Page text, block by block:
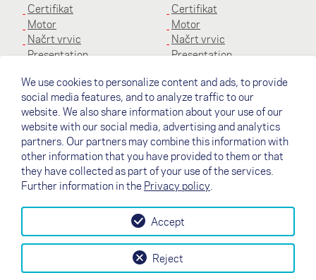
Certifikat
Motor
Načrt vrvic
Presentation
Certifikat
Motor
Načrt vrvic
Presentation
XXS
Motor
Načrt vrvic
Presentation
Priročnik
XXXS
Motor
Načrt vrvic
Presentation
Priročnik
Zastopniki
my NOVA
Newsletter AGB
We use cookies to personalize content and ads, to provide
social media features, and to analyze traffic to our
website. We also share information about your use of our
website with our social media, advertising and analytics
partners. Our partners may combine this information with
other information that you have provided to them or that
they have collected as part of your use of the services.
Further information in the Privacy policy.
Reject
Accept